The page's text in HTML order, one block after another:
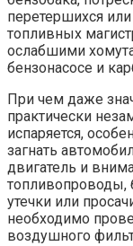
перетершихся
топливных
ослабшими
бензонасосе и
При чем даже
практически
испаряется,
загнать
двигатель и
топливопроводы,
утечки или
необходимо
воздушного